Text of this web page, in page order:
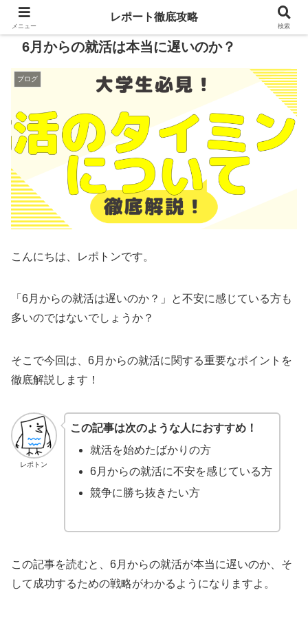
6月からの就活は本当に遅いのか？
ブログ
こんにちは、レポトンです。
「6月からの就活は遅いのか？」と不安に感じている方も
多いのではないでしょうか？
そこで今回は、6月からの就活に関する重要なポイントを
徹底解説します！
レポトン
この記事は次のような人におすすめ！
就活を始めたばかりの方
6月からの就活に不安を感じている方
競争に勝ち抜きたい方
この記事を読むと、6月からの就活が本当に遅いのか、そ
して成功するための戦略がわかるようになりますよ。
メニュー
レポート徹底攻略
検索